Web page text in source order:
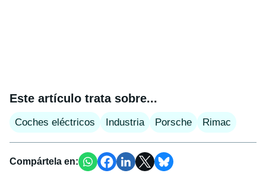
Este artículo trata sobre...
Coches eléctricos Industria Porsche Rimac
Compártela en: